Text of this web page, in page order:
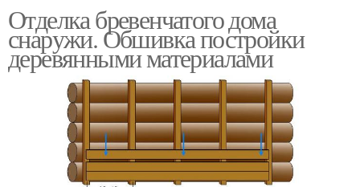
Отделка бревенчатого дома
снаружи. Обшивка постройки
деревянными материалами